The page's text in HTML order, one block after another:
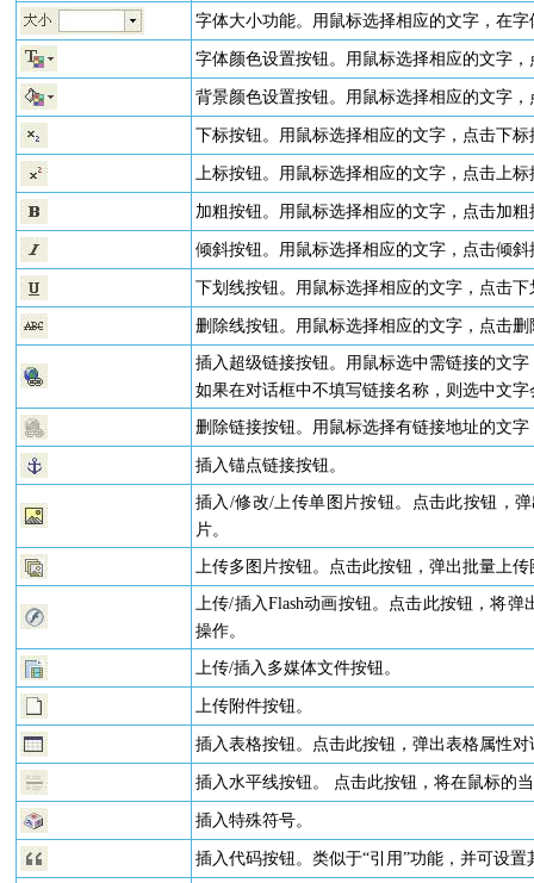
字体大小功能。用鼠标选择相应的文字，在
字体颜色设置按钮。用鼠标选择相应的文字
背景颜色设置按钮。用鼠标选择相应的文字
下标按钮。用鼠标选择相应的文字，点击下
上标按钮。用鼠标选择相应的文字，点击上
加粗按钮。用鼠标选择相应的文字，点击加
倾斜按钮。用鼠标选择相应的文字，点击倾
下划线按钮。用鼠标选择相应的文字，点击
删除线按钮。用鼠标选择相应的文字，点击
插入超级链接按钮。用鼠标选中需链接的文
如果在对话框中不填写链接名称，则选中文
删除链接按钮。用鼠标选择有链接地址的文
插入锚点链接按钮。
插入/修改/上传单图片按钮。点击此按钮，
片。
上传多图片按钮。点击此按钮，弹出批量上
上传/插入Flash动画按钮。点击此按钮，将
操作。
上传/插入多媒体文件按钮。
上传附件按钮。
插入表格按钮。点击此按钮，弹出表格属性
插入水平线按钮。 点击此按钮，将在鼠标的
插入特殊符号。
插入代码按钮。类似于“引用”功能，并可设